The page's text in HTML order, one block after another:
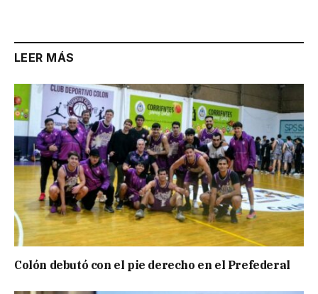
LEER MÁS
Colón debutó con el pie derecho en el Prefederal